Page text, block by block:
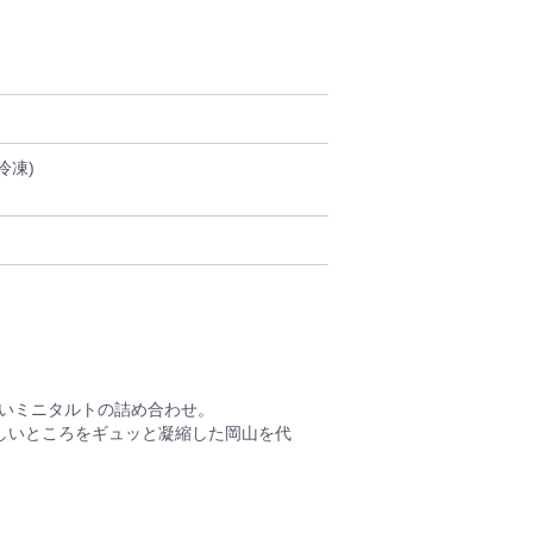
凍)
ニタルトの詰め合わせ。
ところをギュッと凝縮した岡山を代